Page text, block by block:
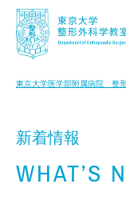
東京大学医学部附属病院 整
新着情報
WHAT’S